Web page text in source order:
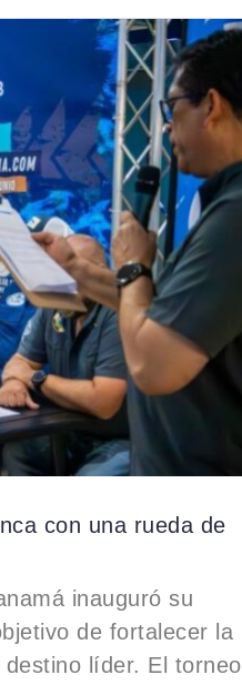
con una rueda de
inauguró su
de fortalecer la
líder. El torneo